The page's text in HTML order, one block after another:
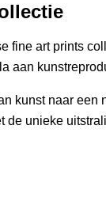
fine art prints
aan
kunst naar
de unieke